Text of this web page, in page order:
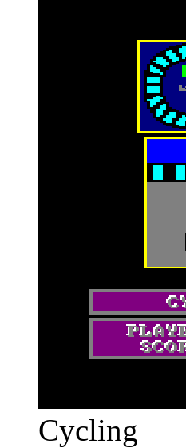
Cycling